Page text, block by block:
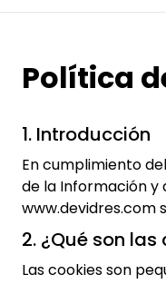
Política
1. Introducción
En cumplimiento
de la Información y
www.devidres.com
2. ¿Qué son las
Las cookies son